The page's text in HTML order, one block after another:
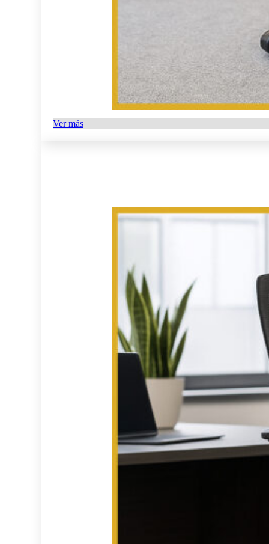
Ver más